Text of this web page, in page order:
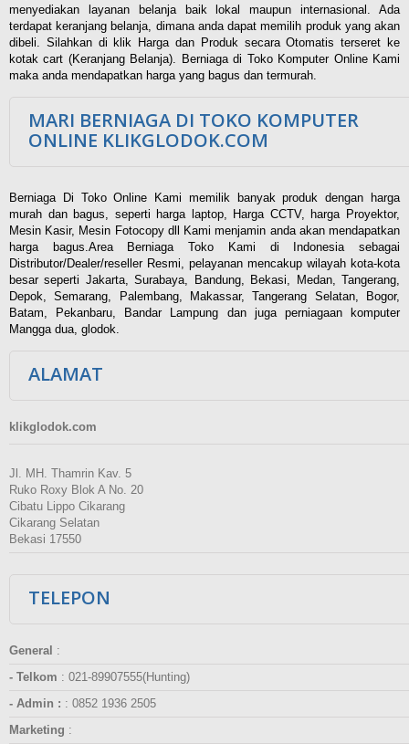
menyediakan layanan belanja baik lokal maupun internasional. Ada
terdapat keranjang belanja, dimana anda dapat memilih produk yang akan
dibeli. Silahkan di klik Harga dan Produk secara Otomatis terseret ke
kotak cart (Keranjang Belanja). Berniaga di Toko Komputer Online Kami
maka anda mendapatkan harga yang bagus dan termurah.
MARI BERNIAGA DI TOKO KOMPUTER
ONLINE KLIKGLODOK.COM
Berniaga Di Toko Online Kami memilik banyak produk dengan harga
murah dan bagus, seperti harga laptop, Harga CCTV, harga Proyektor,
Mesin Kasir, Mesin Fotocopy dll Kami menjamin anda akan mendapatkan
harga bagus.Area Berniaga Toko Kami di Indonesia sebagai
Distributor/Dealer/reseller Resmi, pelayanan mencakup wilayah kota-kota
besar seperti Jakarta, Surabaya, Bandung, Bekasi, Medan, Tangerang,
Depok, Semarang, Palembang, Makassar, Tangerang Selatan, Bogor,
Batam, Pekanbaru, Bandar Lampung dan juga perniagaan komputer
Mangga dua, glodok.
ALAMAT
klikglodok.com
Jl. MH. Thamrin Kav. 5
Ruko Roxy Blok A No. 20
Cibatu Lippo Cikarang
Cikarang Selatan
Bekasi 17550
TELEPON
General :
- Telkom : 021-89907555(Hunting)
- Admin : : 0852 1936 2505
Marketing :